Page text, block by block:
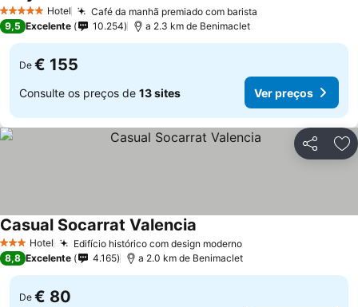
5 Estrelas Hotel Café da manhã premiado com barista
9,5 Excelente 10.254 a 2.3 km de Benimaclet
De € 155
Consulte os preços de 13 sites Ver preços
Partilhar
3 EstrelasHotel Edifício histórico com design moderno
Casual Socarrat Valencia
8,8 Excelente 4.165 a 2.0 km de Benimaclet
De € 80